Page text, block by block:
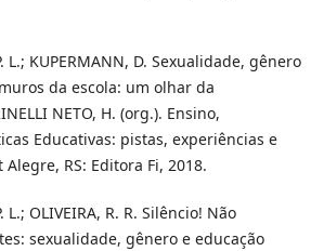
L.; KUPERMANN, D. Sexualidade, gênero
da escola: um olhar da
NETO, H. (org.). Ensino,
Educativas: pistas, experiências e
RS: Editora Fi, 2018.
L.; OLIVEIRA, R. R. Silêncio! Não
sexualidade, gênero e educação